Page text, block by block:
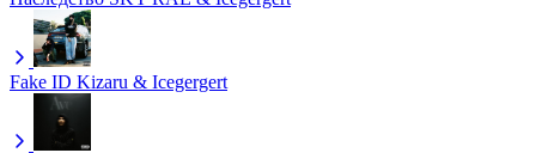
Fake ID Kizaru & Icegergert